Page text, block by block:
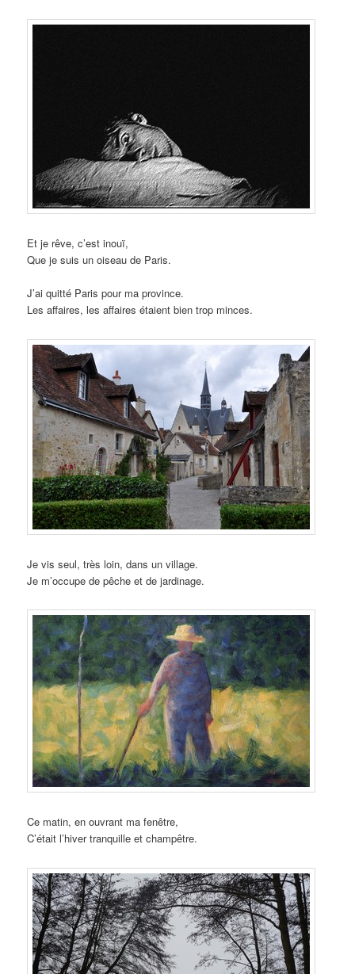
Et je rêve, c’est inouï,
Que je suis un oiseau de Paris.
J’ai quitté Paris pour ma province.
Les affaires, les affaires étaient bien trop minces.
Je vis seul, très loin, dans un village.
Je m’occupe de pêche et de jardinage.
Ce matin, en ouvrant ma fenêtre,
C’était l’hiver tranquille et champêtre.